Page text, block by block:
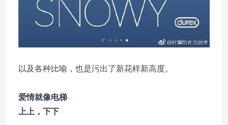
以及各种比喻，也是污出了新花样新高度。
爱情就像电梯
上上，下下